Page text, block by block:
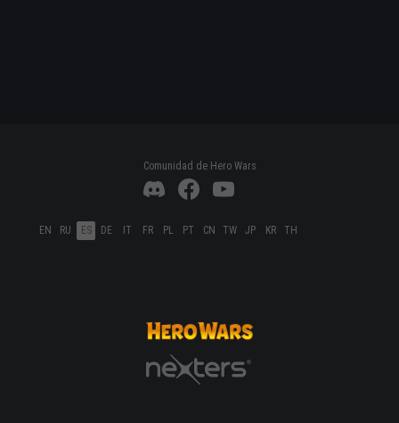
Comunidad de Hero Wars
EN RU ES DE IT FR PL PT CN TW JP KR TH